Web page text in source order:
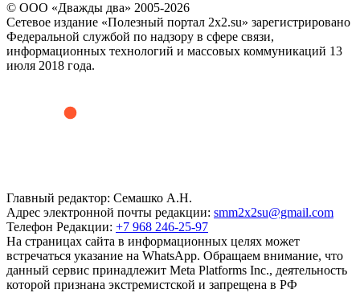
© ООО «Дважды два» 2005-2026
Сетевое издание «Полезный портал 2x2.su» зарегистрировано
Федеральной службой по надзору в сфере связи,
информационных технологий и массовых коммуникаций 13
июля 2018 года.
Главный редактор: Семашко А.Н.
Адрес электронной почты редакции: smm2x2su@gmail.com
Телефон Редакции: +7 968 246-25-97
На страницах сайта в информационных целях может
встречаться указание на WhatsApp. Обращаем внимание, что
данный сервис принадлежит Meta Platforms Inc., деятельность
которой признана экстремистской и запрещена в РФ